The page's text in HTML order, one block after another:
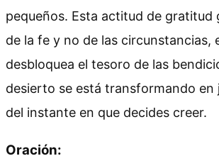
pequeños. Esta actitud de gratitud
de la fe y no de las circunstancias,
desbloquea el tesoro de las
desierto se está transformando
del instante en que decides creer.
Oración: